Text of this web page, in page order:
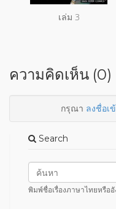
เล่ม 3
ความคิดเห็น (0)
กรุณา ลงชื่อเ
Search
พิมพ์ชื่อเรื่องภาษาไทยหรือ